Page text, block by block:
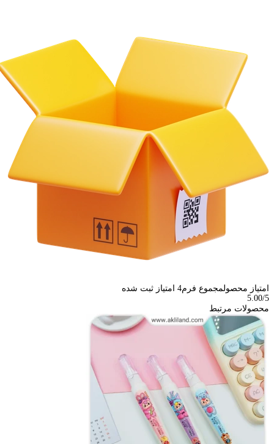
امتیاز محصولمجموع فرم4 امتیاز ثبت شده
5.00/5
محصولات مرتبط